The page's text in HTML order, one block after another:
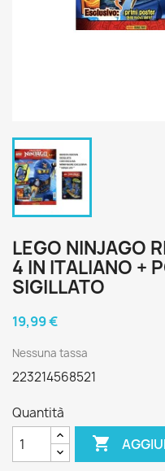
LEGO NINJAGO
4 IN ITALIANO +
SIGILLATO
19,99 €
Nessuna tassa
223214568521
Quantità
